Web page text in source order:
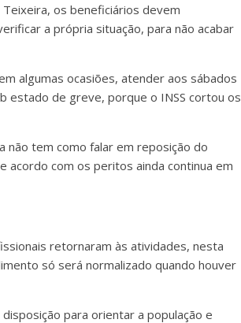
os beneficiários devem
a própria situação, para não acabar
algumas ocasiões, atender aos sábados
estado de greve, porque o INSS cortou os
não tem como falar em reposição do
acordo com os peritos ainda continua em
retornaram às atividades, nesta
só será normalizado quando houver
para orientar a população e